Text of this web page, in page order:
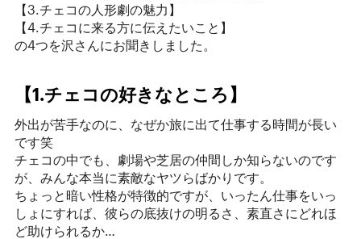
【3.チェコの人形劇の魅力】
【4.チェコに来る方に伝えたいこと】
の4つを沢さんにお聞きしました。
【1.チェコの好きなところ】
外出が苦手なのに、なぜか旅に出て仕事する時間が長い
です笑
チェコの中でも、劇場や芝居の仲間しか知らないのです
が、みんな本当に素敵なヤツらばかりです。
ちょっと暗い性格が特徴的ですが、いったん仕事をいっ
しょにすれば、彼らの底抜けの明るさ、素直さにどれほ
ど助けられるか…